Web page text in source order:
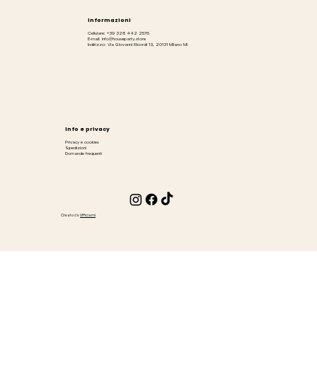
Informazioni
Cellulare: +39 328 442 2576
E-mail: info@houseparty.store
Indirizzo: Via Giovanni Ricordi 13, 20131 Milano MI
Info e privacy
Privacy e cookies
Spedizioni
Domande frequenti
Creato da Ufficiami